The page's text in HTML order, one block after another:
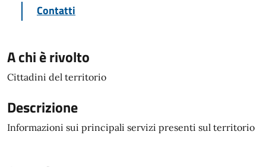
Contatti
A chi è rivolto
Cittadini del territorio
Descrizione
Informazioni sui principali servizi presenti sul territorio